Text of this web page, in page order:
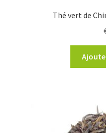
Thé vert de